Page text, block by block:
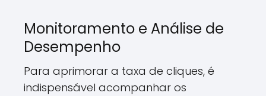
Monitoramento e Análise de
Desempenho
Para aprimorar a taxa de cliques, é
indispensável acompanhar os